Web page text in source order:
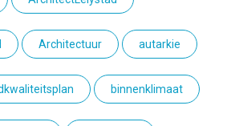
Architectuur autarkie
binnenklimaat